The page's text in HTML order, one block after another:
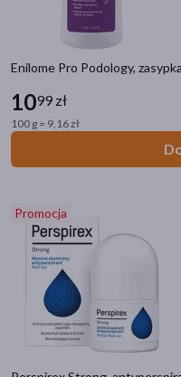
Enilome Pro Podology,
1099 zł
100 g = 9,16 zł
Promocja
Łupież
Nadpotliwość
Odleżyny
Łysienie
Dostępny(224)
Wysyłka 0 zł
Znakomitość Roku
Nowość(13)